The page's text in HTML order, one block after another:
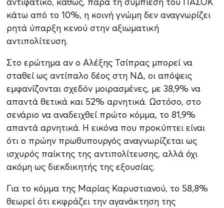
κάτω από το 10%, η κοινή γνώμη δεν αναγνωρίζει
ρητά ύπαρξη κενού στην αξιωματική
αντιπολίτευση.
Στο ερώτημα αν ο Αλέξης Τσίπρας μπορεί να
σταθεί ως αντίπαλο δέος στη ΝΔ, οι απόψεις
εμφανίζονται σχεδόν μοιρασμένες, με 38,9% να
απαντά θετικά και 52% αρνητικά. Ωστόσο, στο
σενάριο να αναδειχθεί πρώτο κόμμα, το 81,9%
απαντά αρνητικά. Η εικόνα που προκύπτει είναι
ότι ο πρώην πρωθυπουργός αναγνωρίζεται ως
ισχυρός παίκτης της αντιπολίτευσης, αλλά όχι
ακόμη ως διεκδικητής της εξουσίας.
Για το κόμμα της Μαρίας Καρυστιανού, το 58,8%
θεωρεί ότι εκφράζει την αγανάκτηση της